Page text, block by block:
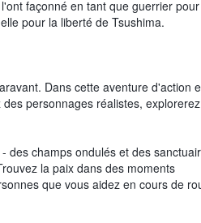
façonné en tant que guerrier pour
pour la liberté de Tsushima.
Dans cette aventure d'action
personnages réalistes,
des champs ondulés et des
la paix dans des moments
que vous aidez en cours de